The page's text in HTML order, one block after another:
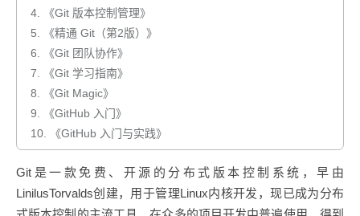
4.
《Git 版本控制管理》
5.
《精通 Git（第2版）》
6.
《Git 团队协作》
7.
《Git 学习指南》
8.
《Git Magic》
9.
《GitHub 入门》
10.
《GitHub 入门与实践》
Git是一款免费、开源的分布式版本控制系统，早由
LinilusTorvalds创建，用于管理Linux内核开发，现已成为分布